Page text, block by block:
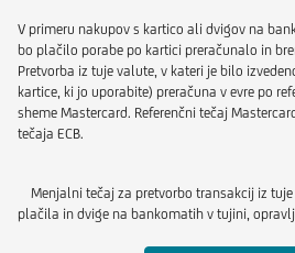
V primeru nakupov s kartico ali dvigov na
bo plačilo porabe po kartici preračunalo in
Pretvorba iz tuje valute, v kateri je bilo
kartice, ki jo uporabite) preračuna v evre po
sheme Mastercard. Referenčni tečaj
tečaja ECB.
Menjalni tečaj za pretvorbo transakcij iz
plačila in dvige na bankomatih v tujini,